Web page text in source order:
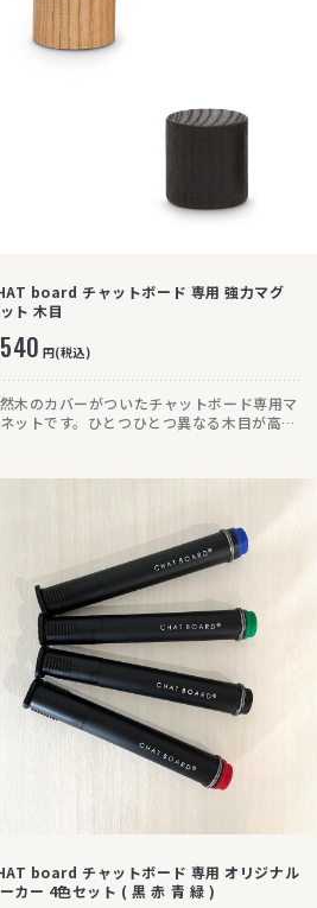
board チャットボード 専用 強力マグ
ト 木目
円(税込)
木のカバーがついたチャットボード専用マ
ットです。ひとつひとつ異なる木目が高級
board チャットボード 専用 オリジナル
カー 4色セット ( 黒 赤 青 緑 )